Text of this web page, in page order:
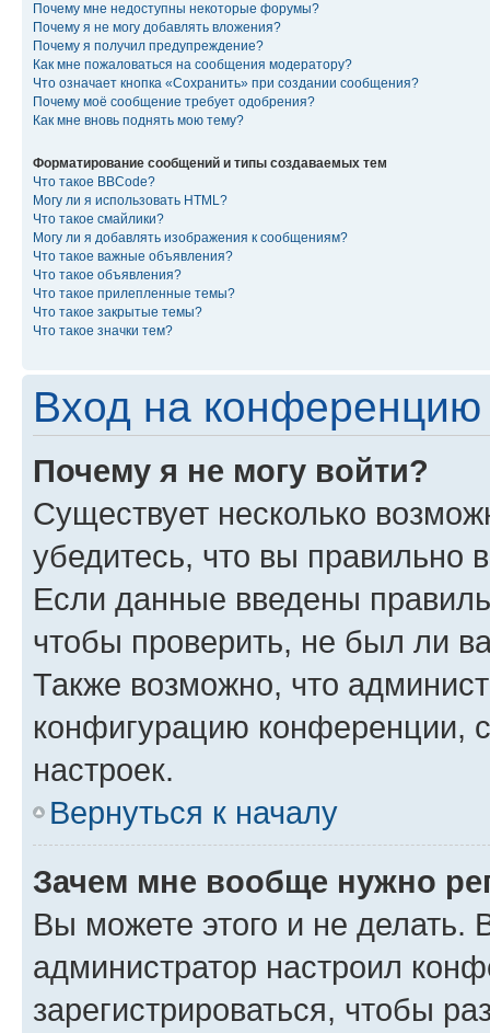
Почему мне недоступны некоторые форумы?
Почему я не могу добавлять вложения?
Почему я получил предупреждение?
Как мне пожаловаться на сообщения модератору?
Что означает кнопка «Сохранить» при создании сообщения?
Почему моё сообщение требует одобрения?
Как мне вновь поднять мою тему?
Форматирование сообщений и типы создаваемых тем
Что такое BBCode?
Могу ли я использовать HTML?
Что такое смайлики?
Могу ли я добавлять изображения к сообщениям?
Что такое важные объявления?
Что такое объявления?
Что такое прилепленные темы?
Что такое закрытые темы?
Что такое значки тем?
Вход на конференцию
Почему я не могу войти?
Существует несколько
убедитесь, что вы правильно
Если данные введены
чтобы проверить, не был ли
Также возможно, что
конфигурацию конференции,
настроек.
Вернуться к началу
Зачем мне вообще нужно
Вы можете этого и не делать.
администратор настроил
зарегистрироваться, чтобы